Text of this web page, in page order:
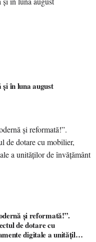
în luna august
și reformată!”.
de dotare cu
digitale a unităților